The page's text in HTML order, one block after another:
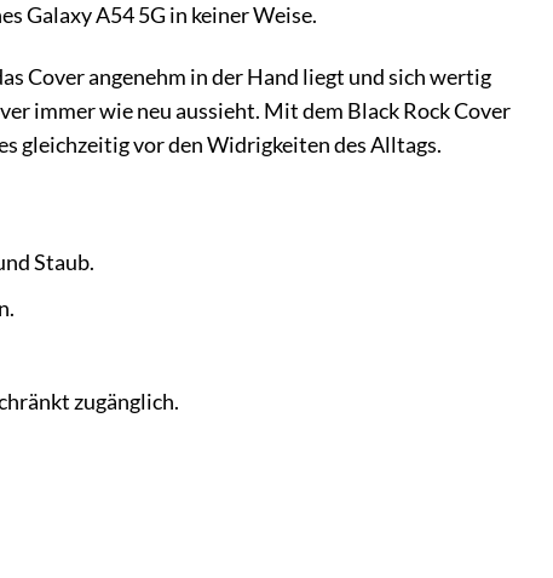
Galaxy A54 5G in keiner Weise.
Cover angenehm in der Hand liegt und sich wertig
immer wie neu aussieht. Mit dem Black Rock Cover
gleichzeitig vor den Widrigkeiten des Alltags.
Staub.
zugänglich.